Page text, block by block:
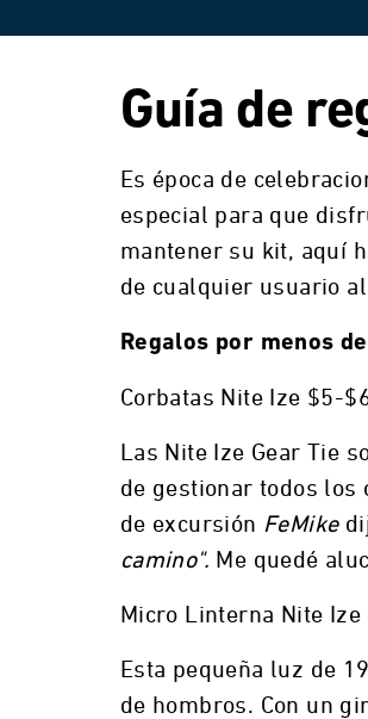
Guía de
Es época de
especial para que
mantener su kit, aquí
de cualquier usuario
Regalos por menos
Corbatas Nite Ize $5-
Las Nite Ize Gear Tie
de gestionar todos los
de excursión FeMike
camino". Me quedé
Micro Linterna Nite
Esta pequeña luz de
de hombros. Con un